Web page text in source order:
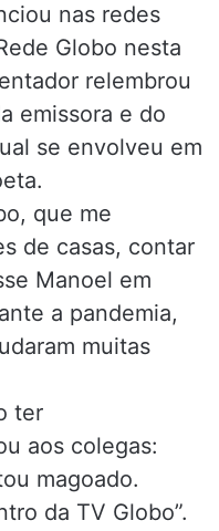
nas redes
Globo nesta
relembrou
emissora e do
se envolveu em
que me
de casas, contar
Manoel em
a pandemia,
muitas
ter
aos colegas:
magoado.
da TV Globo”.